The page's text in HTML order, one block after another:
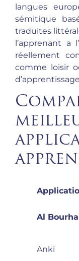
langues
sémitique
traduites
l’apprenant a
réellement
comme loisir
Al
Anki